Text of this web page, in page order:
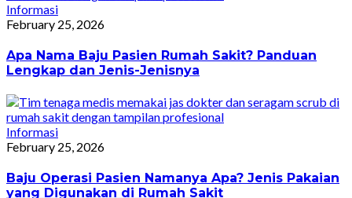
Informasi
February 25, 2026
Apa Nama Baju Pasien Rumah Sakit? Panduan
Lengkap dan Jenis-Jenisnya
Informasi
February 25, 2026
Baju Operasi Pasien Namanya Apa? Jenis Pakaian
yang Digunakan di Rumah Sakit